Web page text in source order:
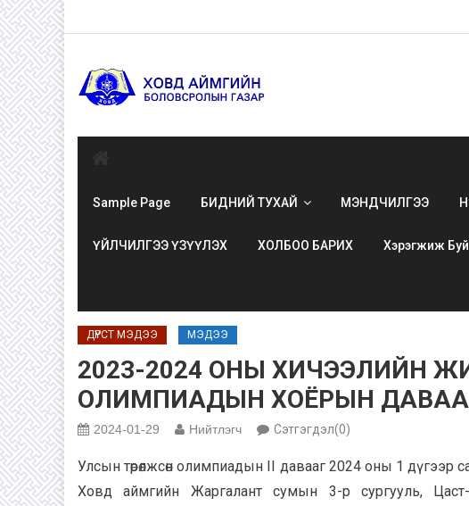
Skip
to
content
Sample Page БИДНИЙ ТУХАЙ МЭНДЧИЛГЭЭ
ҮЙЛЧИЛГЭЭ ҮЗҮҮЛЭХ ХОЛБОО БАРИХ Хэрэгжиж
ДҮРСТ МЭДЭЭ МЭДЭЭ
2023-2024 ОНЫ ХИЧЭЭЛИЙН
ОЛИМПИАДЫН ХОЁРЫН
2024-01-29 Нийтлэгч Сэтгэгдэл(0)
Улсын төрөлжсөн олимпиадын II давааг 2024 оны 1 дүгээр
Ховд аймгийн Жаргалант сумын 3-р сургууль,